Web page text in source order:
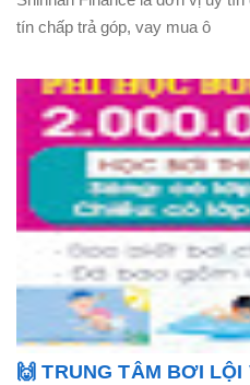
tín chấp trả góp, vay mua ô
🙌 TRUNG TÂM BƠI